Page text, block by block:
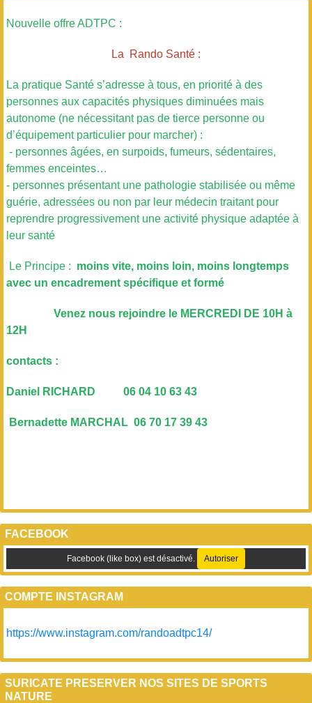
Nouvelle offre ADTPC :
La Rando Santé :
La pratique Santé s’adresse à tous, en priorité à des
personnes aux capacités physiques diminuées mais
autonome (ne nécessitant pas de tierce personne ou
d’équipement particulier pour marcher) :
- personnes âgées, en surpoids, fumeurs, sédentaires,
femmes enceintes…
- personnes présentant une pathologie stabilisée ou même
guérie, adressées ou non par leur médecin traitant pour
reprendre progressivement une activité physique adaptée à
leur santé
Le Principe : moins vite, moins loin, moins longtemps
avec un encadrement spécifique et formé
Venez nous rejoindre le MERCREDI DE 10H à
12H
contacts :
Daniel RICHARD 06 04 10 63 43
Bernadette MARCHAL 06 70 17 39 43
FACEBOOK
Facebook (like box) est désactivé. Autoriser
COMPTE INSTAGRAM
https://www.instagram.com/randoadtpc14/
SURICATE PRESERVER NOS SITES DE SPORTS
NATURE